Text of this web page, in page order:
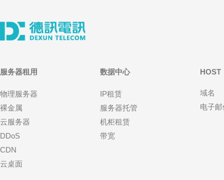
服务器租用
物理服务器
裸金属
云服务器
DDoS
CDN
云桌面
数据中心
IP租赁
服务器托管
机柜租赁
带宽
HOST
域名
电子